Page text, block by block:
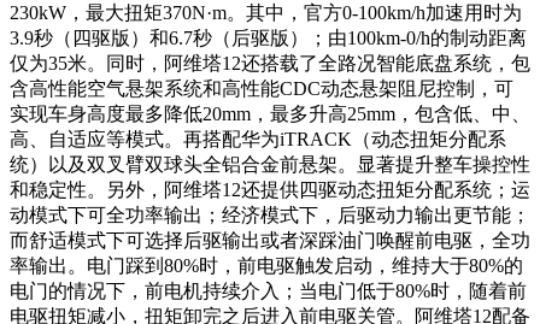
230kW，最大扭矩370N·m。其中，官方0-100km/h加速用时为
3.9秒（四驱版）和6.7秒（后驱版）；由100km-0/h的制动距离
仅为35米。同时，阿维塔12还搭载了全路况智能底盘系统，包
含高性能空气悬架系统和高性能CDC动态悬架阻尼控制，可
实现车身高度最多降低20mm，最多升高25mm，包含低、中、
高、自适应等模式。再搭配华为iTRACK（动态扭矩分配系
统）以及双叉臂双球头全铝合金前悬架。显著提升整车操控性
和稳定性。另外，阿维塔12还提供四驱动态扭矩分配系统；运
动模式下可全功率输出；经济模式下，后驱动力输出更节能；
而舒适模式下可选择后驱输出或者深踩油门唤醒前电驱，全功
率输出。电门踩到80%时，前电驱触发启动，维持大于80%的
电门的情况下，前电机持续介入；当电门低于80%时，随着前
电驱扭矩减小，扭矩卸完之后进入前电驱关管。阿维塔12配备